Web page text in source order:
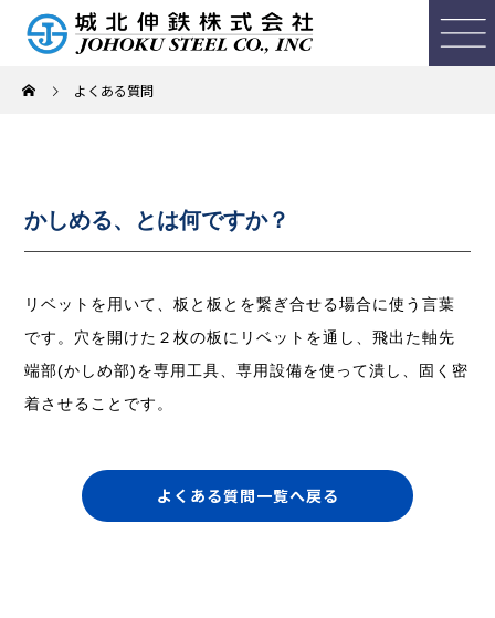
よくある質問
かしめる、とは何ですか？
リベットを用いて、板と板とを繋ぎ合せる場合に使う言葉
です。穴を開けた２枚の板にリベットを通し、飛出た軸先
端部(かしめ部)を専用工具、専用設備を使って潰し、固く密
着させることです。
よくある質問一覧へ戻る